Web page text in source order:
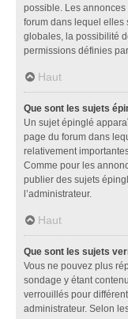
possible. Les
forum dans lequel elles
globales, la possibilité
permissions définies
Haut
Que sont les sujets
Un sujet épinglé
page du forum dans
relativement
Comme pour les
publier des sujets
l’administrateur.
Haut
Que sont les sujets
Vous ne pouvez plus
sondage y étant
verrouillés pour
administrateur. Selon